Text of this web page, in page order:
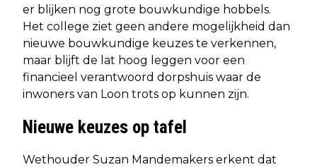
er blijken nog grote bouwkundige hobbels.
Het college ziet geen andere mogelijkheid dan
nieuwe bouwkundige keuzes te verkennen,
maar blijft de lat hoog leggen voor een
financieel verantwoord dorpshuis waar de
inwoners van Loon trots op kunnen zijn.
Nieuwe keuzes op tafel
Wethouder Suzan Mandemakers erkent dat